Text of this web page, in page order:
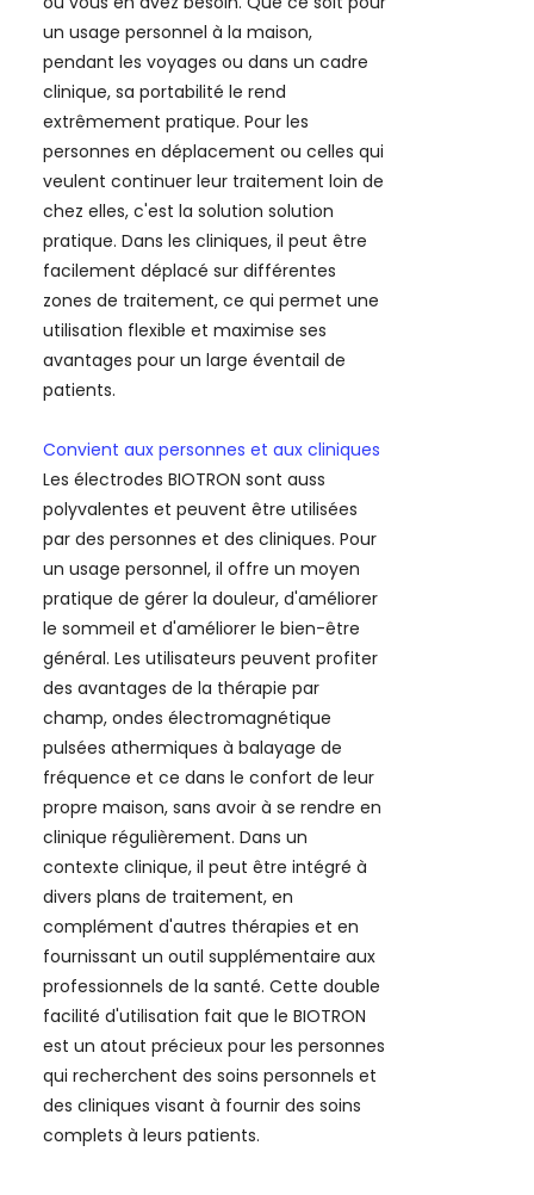
un usage personnel à la maison,
pendant les voyages ou dans un cadre
clinique, sa portabilité le rend
extrêmement pratique. Pour les
personnes en déplacement ou celles qui
veulent continuer leur traitement loin de
chez elles, c'est la solution solution
pratique. Dans les cliniques, il peut être
facilement déplacé sur différentes
zones de traitement, ce qui permet une
utilisation flexible et maximise ses
avantages pour un large éventail de
patients.
Convient aux personnes et aux cliniques
Les électrodes BIOTRON sont auss
polyvalentes et peuvent être utilisées
par des personnes et des cliniques. Pour
un usage personnel, il offre un moyen
pratique de gérer la douleur, d'améliorer
le sommeil et d'améliorer le bien-être
général. Les utilisateurs peuvent profiter
des avantages de la thérapie par
champ, ondes électromagnétique
pulsées athermiques à balayage de
fréquence et ce dans le confort de leur
propre maison, sans avoir à se rendre en
clinique régulièrement. Dans un
contexte clinique, il peut être intégré à
divers plans de traitement, en
complément d'autres thérapies et en
fournissant un outil supplémentaire aux
professionnels de la santé. Cette double
facilité d'utilisation fait que le BIOTRON
est un atout précieux pour les personnes
qui recherchent des soins personnels et
des cliniques visant à fournir des soins
complets à leurs patients.